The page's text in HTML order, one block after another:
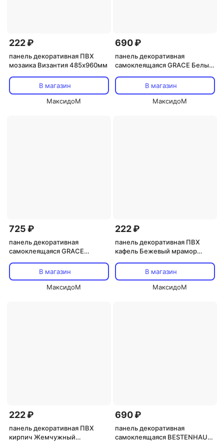
222 ₽
панель декоративная ПВХ
мозаика Византия 485х960мм
В магазин
МаксидоМ
690 ₽
панель декоративная
самоклеящаяся GRACE Белый
В магазин
МаксидоМ
725 ₽
панель декоративная
самоклеящаяся GRACE
600х300мм 6шт.
В магазин
МаксидоМ
222 ₽
панель декоративная ПВХ
кафель Бежевый мрамор
В магазин
МаксидоМ
222 ₽
панель декоративная ПВХ
кирпич Жемчужный
690 ₽
панель декоративная
самоклеящаяся BESTENHAUS